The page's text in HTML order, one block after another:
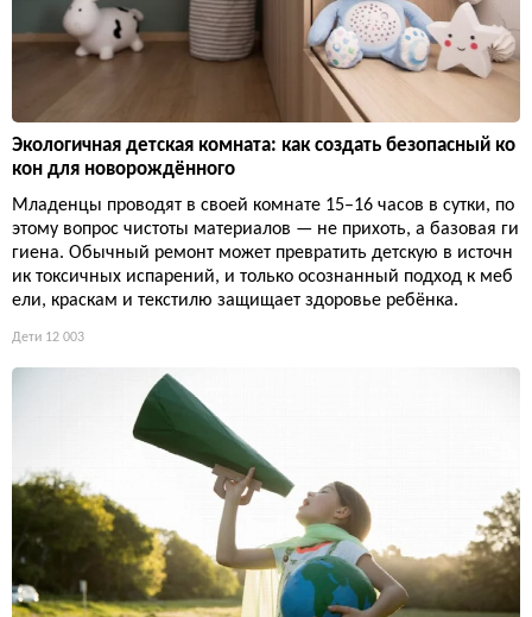
Экологичная детская комната: как создать безопасный ко
кон для новорождённого
Младенцы проводят в своей комнате 15–16 часов в сутки, по
этому вопрос чистоты материалов — не прихоть, а базовая ги
гиена. Обычный ремонт может превратить детскую в источн
ик токсичных испарений, и только осознанный подход к меб
ели, краскам и текстилю защищает здоровье ребёнка.
Дети 12 003